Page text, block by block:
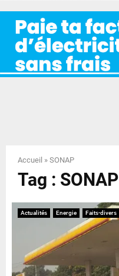
A
R
Y
N
U
Accueil » SONAP
Tag : SONAP
Actualités Energie Faits-divers